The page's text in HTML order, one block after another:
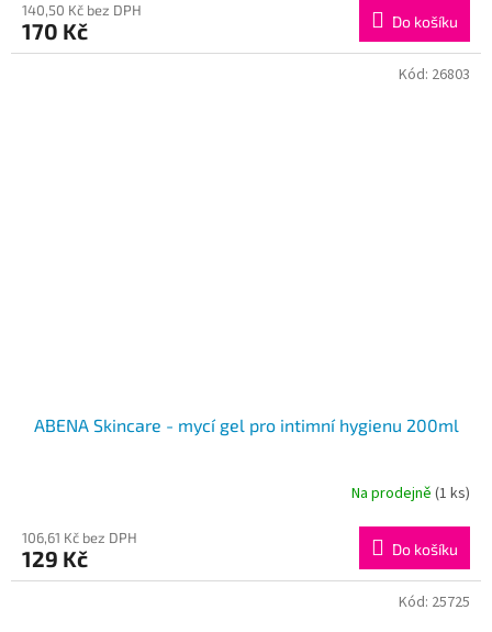
140,50 Kč bez DPH
170 Kč Do košíku
ABENA Skincare - mycí gel pro intimní hygienu 200ml
Na prodejně (1 ks)
106,61 Kč bez DPH
129 Kč Do košíku
Kód: 26803
Kód: 25725